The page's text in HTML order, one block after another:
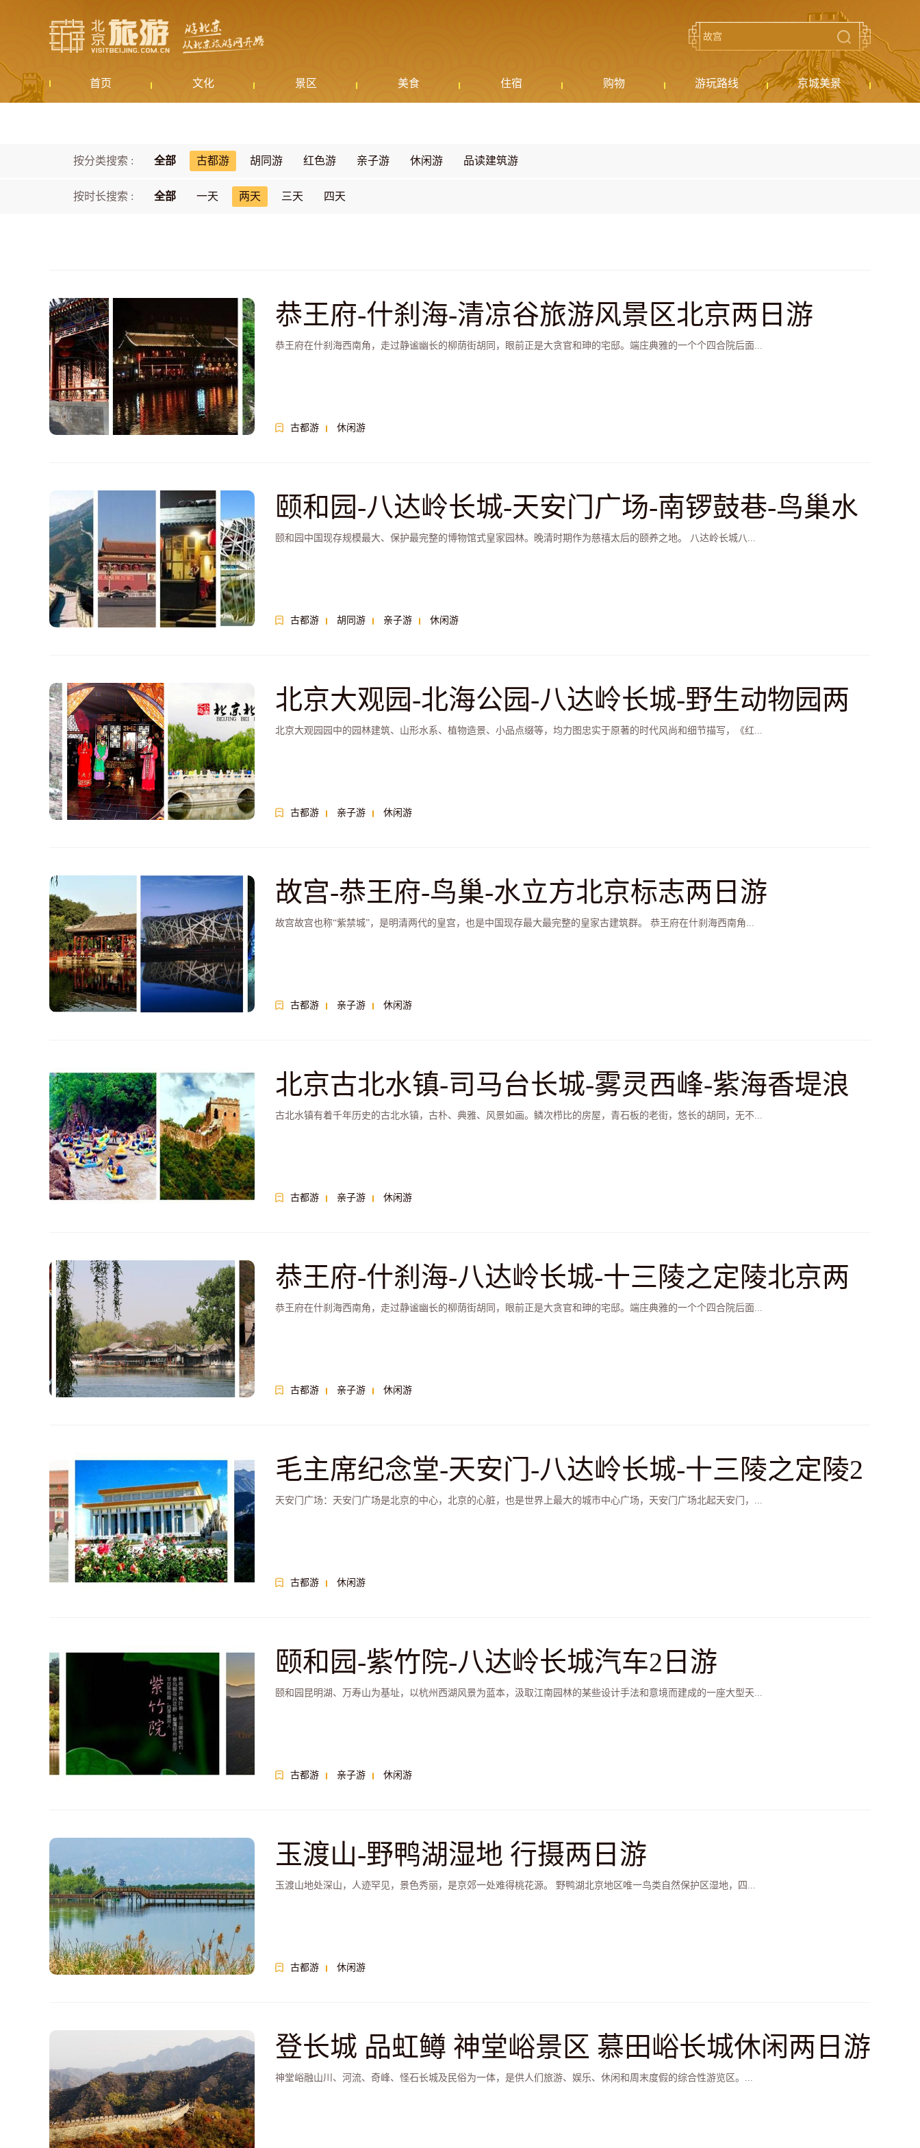
首页 文化 景区 美食 住宿 购物 游玩路线 京城美景
按分类搜索 : 全部 古都游 胡同游 红色游 亲子游 休闲游 品读建筑游
按时长搜索 : 全部 一天 两天 三天 四天
恭王府-什刹海-清凉谷旅游风景区北京两日游
恭王府在什刹海西南角，走过静谧幽长的柳荫街胡同，眼前正是大贪官和珅的宅邸。端庄典雅的一个个四合院后面...
古都游 休闲游
颐和园-八达岭长城-天安门广场-南锣鼓巷-鸟巢水
立方两日游
颐和园中国现存规模最大、保护最完整的博物馆式皇家园林。晚清时期作为慈禧太后的颐养之地。 八达岭长城八...
古都游 胡同游 亲子游 休闲游
北京大观园-北海公园-八达岭长城-野生动物园两
日游
北京大观园园中的园林建筑、山形水系、植物造景、小品点缀等，均力图忠实于原著的时代风尚和细节描写，《红...
古都游 亲子游 休闲游
故宫-恭王府-鸟巢-水立方北京标志两日游
故宫故宫也称“紫禁城”，是明清两代的皇宫，也是中国现存最大最完整的皇家古建筑群。 恭王府在什刹海西南角...
古都游 亲子游 休闲游
北京古北水镇-司马台长城-雾灵西峰-紫海香堤浪
漫休闲两日游
古北水镇有着千年历史的古北水镇，古朴、典雅、风景如画。鳞次栉比的房屋，青石板的老街，悠长的胡同，无不...
古都游 亲子游 休闲游
恭王府-什刹海-八达岭长城-十三陵之定陵北京两
日游
恭王府在什刹海西南角，走过静谧幽长的柳荫街胡同，眼前正是大贪官和珅的宅邸。端庄典雅的一个个四合院后面...
古都游 亲子游 休闲游
毛主席纪念堂-天安门-八达岭长城-十三陵之定陵2
日游
天安门广场：天安门广场是北京的中心，北京的心脏，也是世界上最大的城市中心广场，天安门广场北起天安门，...
古都游 休闲游
颐和园-紫竹院-八达岭长城汽车2日游
颐和园昆明湖、万寿山为基址，以杭州西湖风景为蓝本，汲取江南园林的某些设计手法和意境而建成的一座大型天...
古都游 亲子游 休闲游
玉渡山-野鸭湖湿地 行摄两日游
玉渡山地处深山，人迹罕见，景色秀丽，是京郊一处难得桃花源。 野鸭湖北京地区唯一鸟类自然保护区湿地，四...
古都游 休闲游
登长城 品虹鳟 神堂峪景区 慕田峪长城休闲两日游
神堂峪融山川、河流、奇峰、怪石长城及民俗为一体，是供人们旅游、娱乐、休闲和周末度假的综合性游览区。...